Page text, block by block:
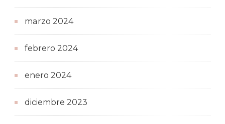
marzo 2024
febrero 2024
enero 2024
diciembre 2023